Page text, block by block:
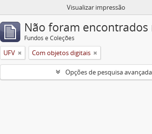
Visualizar impressão
Não foram encontrados
Fundos e Coleções
UFV Com objetos digitais
Opções de pesquisa avançada